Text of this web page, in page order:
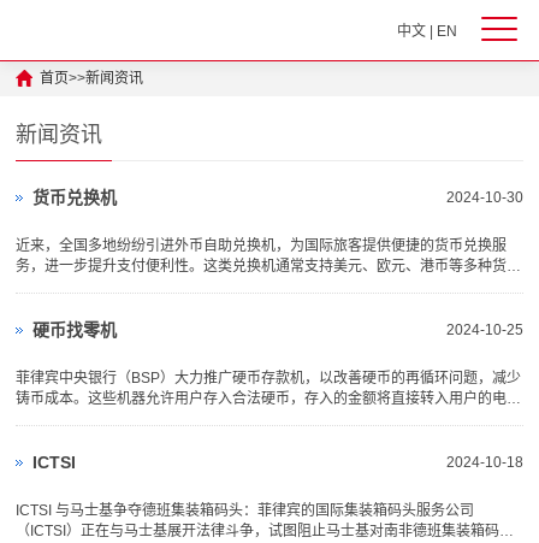
中文| EN
首页>>新闻资讯
新闻资讯
2024-10-30
货币兑换机
近来，全国多地纷纷引进外币自助兑换机，为国际旅客提供便捷的货币兑换服
务，进一步提升支付便利性。这类兑换机通常支持美元、欧元、港币等多种货
水运口岸也配置了数字人民币...
2024-10-25
硬币找零机
菲律宾中央银行（BSP）大力推广硬币存款机，以改善硬币的再循环问题，减少
铸币成本。这些机器允许用户存入合法硬币，存入的金额将直接转入用户的电子
举旨在应对硬币在流通中被囤积...
2024-10-18
ICTSI
ICTSI 与马士基争夺德班集装箱码头：菲律宾的国际集装箱码头服务公司
（ICTSI）正在与马士基展开法律斗争，试图阻止马士基对南非德班集装箱码头